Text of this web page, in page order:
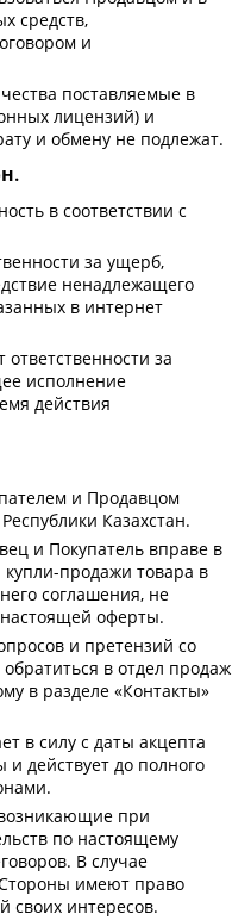
средств,
и
поставляемые в
лицензий) и
и обмену не подлежат.
.
в соответствии с
за ущерб,
ненадлежащего
в интернет
за
исполнение
действия
и Продавцом
Казахстан.
и Покупатель вправе в
продажи товара в
соглашения, не
оферты.
и претензий со
в отдел продаж
в разделе «Контакты»
в силу с даты акцепта
действует до полного
при
по настоящему
В случае
имеют право
своих интересов.